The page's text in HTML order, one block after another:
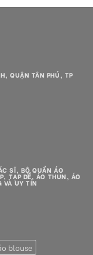
QUẬN TÂN PHÚ, TP
SĨ, BỘ QUẦN ÁO
TẠP DỀ, ÁO THUN, ÁO
VÀ UY TÍN
blouse